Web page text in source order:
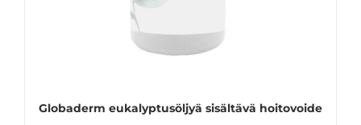
VALINNAT
TUOTTEEN
Globaderm eukalyptusöljyä sisältävä hoitovoide